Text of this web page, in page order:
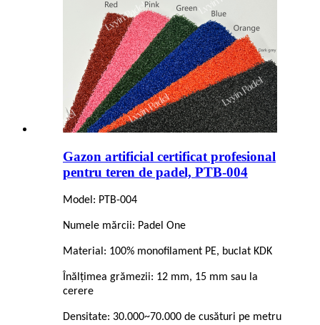
Gazon artificial certificat profesional
pentru teren de padel, PTB-004
Model: PTB-004
Numele mărcii: Padel One
Material: 100% monofilament PE, buclat KDK
Înălțimea grămezii: 12 mm, 15 mm sau la
cerere
Densitate: 30.000~70.000 de cusături pe metru